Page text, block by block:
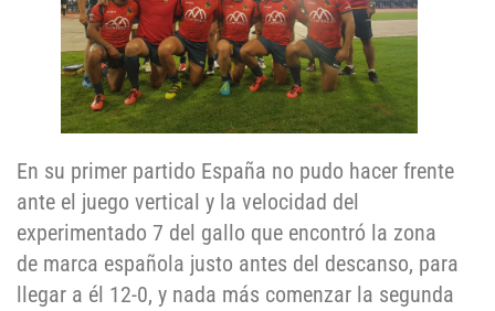
En su primer partido España no pudo hacer frente
ante el juego vertical y la velocidad del
experimentado 7 del gallo que encontró la zona
de marca española justo antes del descanso, para
llegar a él 12-0, y nada más comenzar la segunda